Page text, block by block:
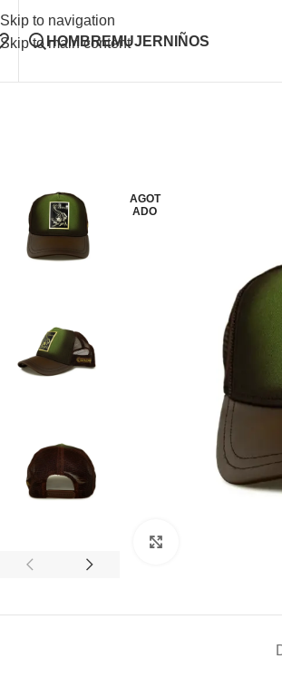
Skip to navigation
Skip to main content
HOMBREMUJER NIÑOS
AGOT
ADO